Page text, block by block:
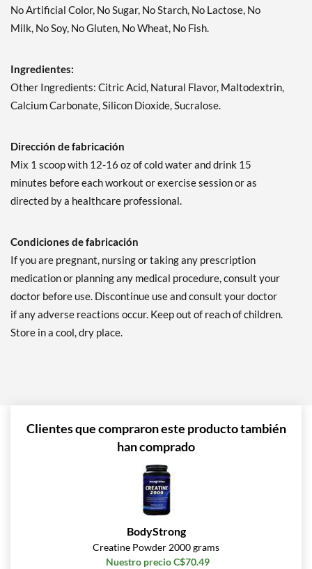
No Artificial Color, No Sugar, No Starch, No Lactose, No
Milk, No Soy, No Gluten, No Wheat, No Fish.
Ingredientes:
Other Ingredients: Citric Acid, Natural Flavor, Maltodextrin,
Calcium Carbonate, Silicon Dioxide, Sucralose.
Dirección de fabricación
Mix 1 scoop with 12-16 oz of cold water and drink 15
minutes before each workout or exercise session or as
directed by a healthcare professional.
Condiciones de fabricación
If you are pregnant, nursing or taking any prescription
medication or planning any medical procedure, consult your
doctor before use. Discontinue use and consult your doctor
if any adverse reactions occur. Keep out of reach of children.
Store in a cool, dry place.
Clientes que compraron este producto también
han comprado
BodyStrong
Creatine Powder 2000 grams
Nuestro precio C$70.49